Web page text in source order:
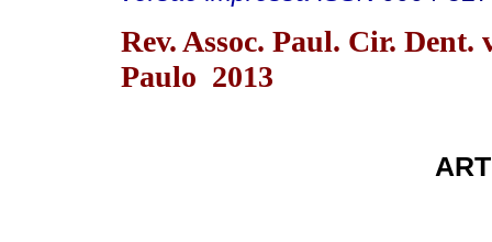
Rev. Assoc. Paul. Cir. Dent.
Paulo 2013